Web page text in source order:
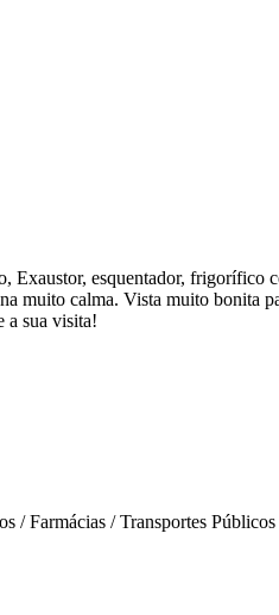
Exaustor, esquentador, frigorífico
muito calma. Vista muito bonita
a sua visita!
/ Farmácias / Transportes Públicos